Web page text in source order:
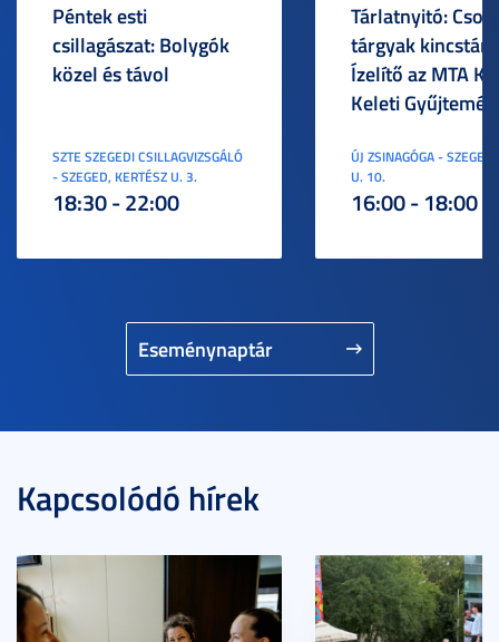
Eseménynaptár
Péntek esti
csillagászat: Bolygók
közel és távol
SZTE SZEGEDI CSILLAGVIZSGÁLÓ
- SZEGED, KERTÉSZ U. 3.
18:30 - 22:00
Tárlatnyitó:
tárgyak
Ízelítő az MTA
Keleti
ÚJ ZSINAGÓGA -
U. 10.
16:00 - 18:00
Kapcsolódó hírek